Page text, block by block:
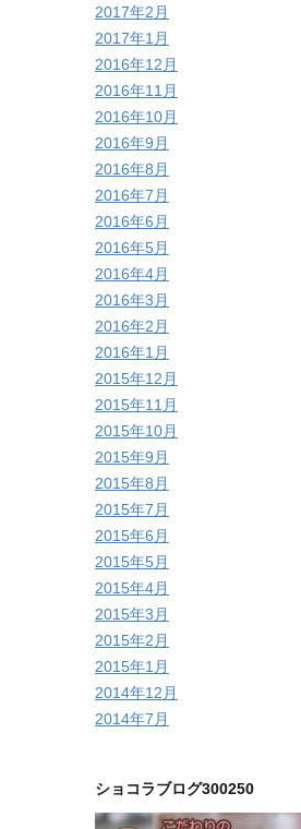
2017年2月
2017年1月
2016年12月
2016年11月
2016年10月
2016年9月
2016年8月
2016年7月
2016年6月
2016年5月
2016年4月
2016年3月
2016年2月
2016年1月
2015年12月
2015年11月
2015年10月
2015年9月
2015年8月
2015年7月
2015年6月
2015年5月
2015年4月
2015年3月
2015年2月
2015年1月
2014年12月
2014年7月
ショコラブログ300250